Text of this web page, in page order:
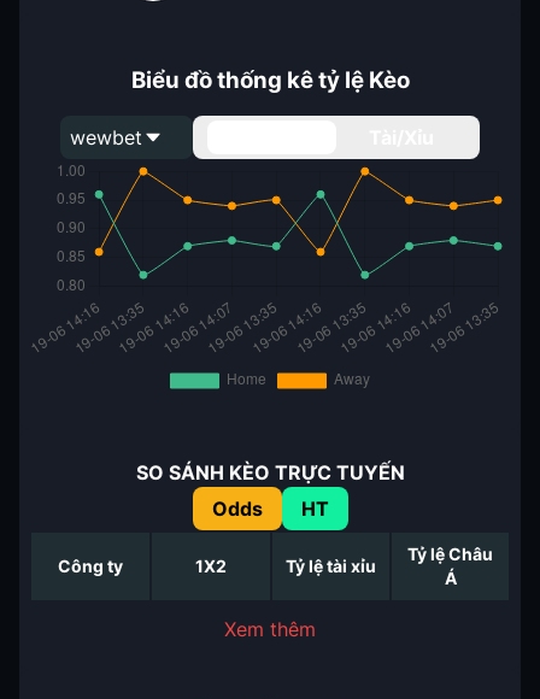
Biểu đồ thống kê tỷ lệ Kèo
wewbet
SO SÁNH KÈO TRỰC TUYẾN
Odds
HT
Công ty 1X2 Tỷ lệ tài xỉu
Tỷ lệ Châu
Á
Xem thêm